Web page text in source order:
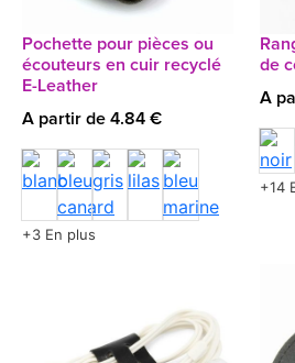
Pochette pour pièces ou
écouteurs en cuir recyclé
E-Leather
A partir de 4.84 €
+3 En plus
de
A
+14